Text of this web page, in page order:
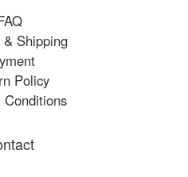
Shipping
Policy
Conditions